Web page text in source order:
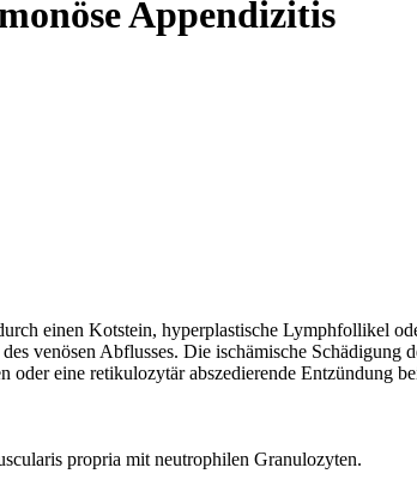
Appendizitis
einen Kotstein, hyperplastische Lymphfollikel
venösen Abflusses. Die ischämische
oder eine retikulozytär abszedierende Entzündung
propria mit neutrophilen Granulozyten.